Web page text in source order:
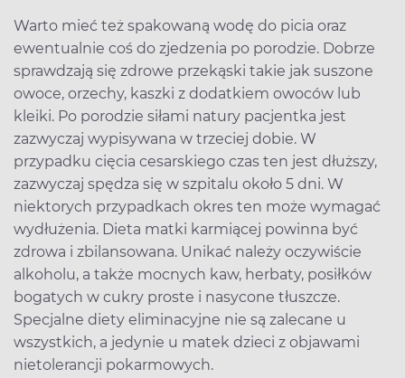
Warto mieć też spakowaną wodę do picia oraz
ewentualnie coś do zjedzenia po porodzie. Dobrze
sprawdzają się zdrowe przekąski takie jak suszone
owoce, orzechy, kaszki z dodatkiem owoców lub
kleiki. Po porodzie siłami natury pacjentka jest
zazwyczaj wypisywana w trzeciej dobie. W
przypadku cięcia cesarskiego czas ten jest dłuższy,
zazwyczaj spędza się w szpitalu około 5 dni. W
niektorych przypadkach okres ten może wymagać
wydłużenia. Dieta matki karmiącej powinna być
zdrowa i zbilansowana. Unikać należy oczywiście
alkoholu, a także mocnych kaw, herbaty, posiłków
bogatych w cukry proste i nasycone tłuszcze.
Specjalne diety eliminacyjne nie są zalecane u
wszystkich, a jedynie u matek dzieci z objawami
nietolerancji pokarmowych.